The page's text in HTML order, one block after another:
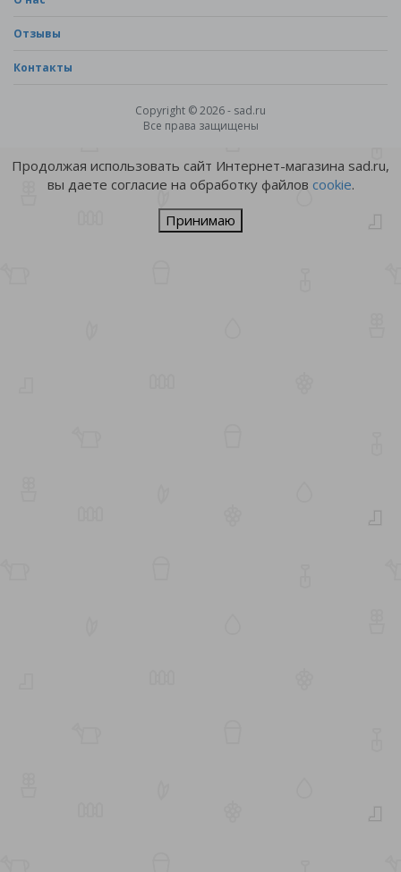
Отзывы
Контакты
Copyright © 2026 - sad.ru
Все права защищены
Продолжая использовать сайт Интернет-магазина sad.ru,
вы даете согласие на обработку файлов cookie.
Принимаю